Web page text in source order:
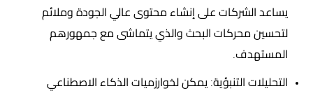
يساعد الشركات على إنشاء محتوى عالي الجودة وملائم
لتحسين محركات البحث والذي يتماشى مع جمهورهم
المستهدف.
التحليلات التنبؤية: يمكن لخوارزميات الذكاء الاصطناعي